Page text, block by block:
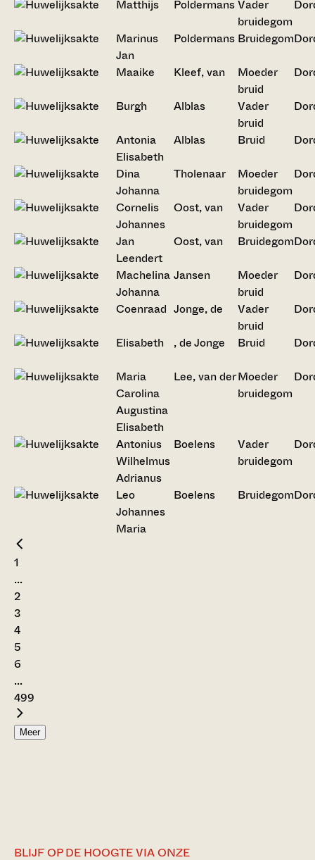
Matthijs PoldermansVader
bruidegom
Marinus
Jan
Poldermans Bruidegom
Maaike Kleef, van
Moeder
bruid
Burgh Alblas
Vader
bruid
Antonia
Elisabeth
Alblas Bruid
Dina
Johanna
Tholenaar
Moeder
bruidegom
Cornelis
Johannes
Oost, van
Vader
bruidegom
Jan
Leendert
Oost, van Bruidegom
Machelina
Johanna
Jansen
Moeder
bruid
Coenraad Jonge, de
Vader
bruid
Elisabeth , de Jonge Bruid
Maria
Carolina
Augustina
Elisabeth
Lee, van derMoeder
bruidegom
Antonius
Wilhelmus
Adrianus
Boelens
Vader
bruidegom
Leo
Johannes
Maria
Boelens Bruidegom
1
...
2
3
4
5
6
...
499
Meer
BLIJF OP DE HOOGTE VIA ONZE